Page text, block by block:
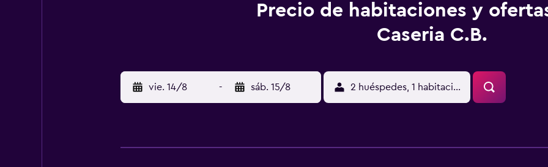
Precio de habitaciones y
Caseria C.B.
vie. 14/8 - sáb. 15/8 2 huéspedes, 1 habitación